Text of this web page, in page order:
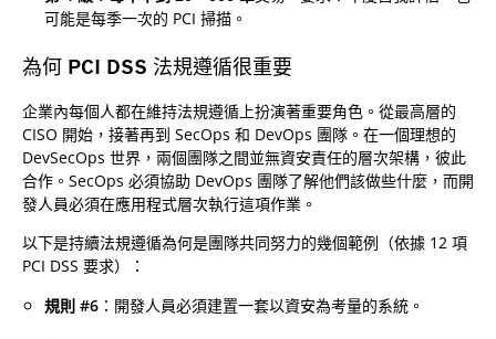
可能是每季一次的 PCI 掃描。
為何 PCI DSS 法規遵循很重要
企業內每個人都在維持法規遵循上扮演著重要角色。從最高層的
CISO 開始，接著再到 SecOps 和 DevOps 團隊。在一個理想的
DevSecOps 世界，兩個團隊之間並無資安責任的層次架構，彼此
合作。SecOps 必須協助 DevOps 團隊了解他們該做些什麼，而開
發人員必須在應用程式層次執行這項作業。
以下是持續法規遵循為何是團隊共同努力的幾個範例（依據 12 項
PCI DSS 要求）：
規則 #6 ：開發人員必須建置一套以資安為考量的系統。